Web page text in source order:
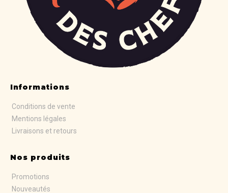
Informations
Conditions de vente
Mentions légales
Livraisons et retours
Nos produits
Promotions
Nouveautés